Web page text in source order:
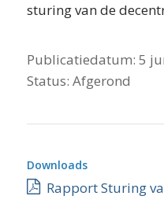
sturing van de
Publicatiedatum: 5
Status: Afgerond
Downloads
Rapport Sturing